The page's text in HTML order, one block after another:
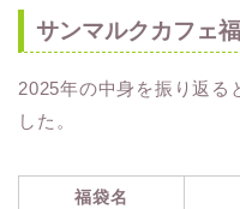
サンマルクカフェ
2025年の中身を振り返る
した。
福袋名